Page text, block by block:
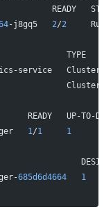
STATUS
-j8gq5 2/2
TYPE
service
UP-TO-DATE
1/1
     1
DESIRED
685d6d4664
   1